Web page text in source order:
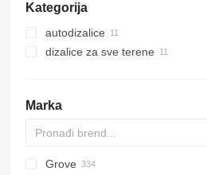
Kategorija
autodizalice
dizalice za sve terene
Marka
5299
1404
BC
DS
AHK
307
CM
K-800
Husky
CBR
LF
HS
RH
AC
WC
DF
ATF
RBI
LNT
QUY
AMK
Grove